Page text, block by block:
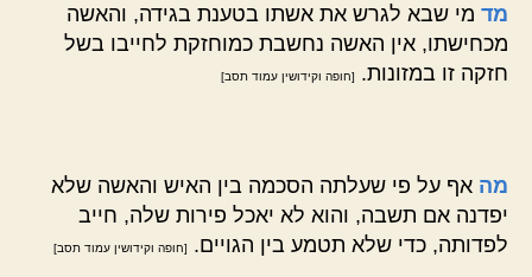
מד מי שבא לגרש את אשתו בטענת בגידה, והאשה
מכחישתו, אין האשה נחשבת כמוחזקת לחייבו בשל
חזקה זו במזונות.
[חופה וקידושין עמוד תסב]
מה אף על פי שעלתה הסכמה בין האיש והאשה שלא
יפדנה אם תשבה, והוא לא יאכל פירות שלה, חייב
לפדותה, כדי שלא תטמע בין הגויים.
[חופה וקידושין עמוד תסב]